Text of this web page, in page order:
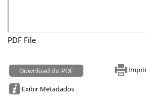
PDF File
Download do PDF
Exibir Metadados